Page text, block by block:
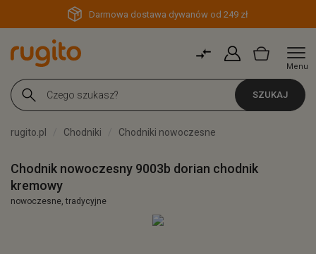
Darmowa dostawa dywanów od 249 zł
Menu
SZUKAJ
rugito.pl Chodniki Chodniki nowoczesne
Chodnik nowoczesny 9003b dorian chodnik
kremowy
nowoczesne, tradycyjne